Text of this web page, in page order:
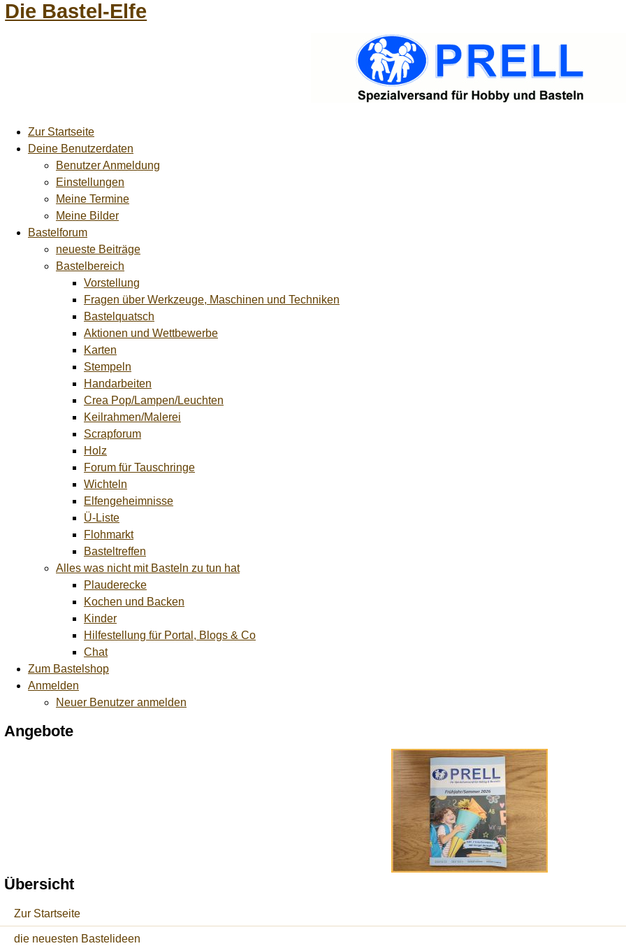
Die Bastel-Elfe
Zur Startseite
Deine Benutzerdaten
Benutzer Anmeldung
Einstellungen
Meine Termine
Meine Bilder
Bastelforum
neueste Beiträge
Bastelbereich
Vorstellung
Fragen über Werkzeuge, Maschinen und Techniken
Bastelquatsch
Aktionen und Wettbewerbe
Karten
Stempeln
Handarbeiten
Crea Pop/Lampen/Leuchten
Keilrahmen/Malerei
Scrapforum
Holz
Forum für Tauschringe
Wichteln
Elfengeheimnisse
Ü-Liste
Flohmarkt
Basteltreffen
Alles was nicht mit Basteln zu tun hat
Plauderecke
Kochen und Backen
Kinder
Hilfestellung für Portal, Blogs & Co
Chat
Zum Bastelshop
Anmelden
Neuer Benutzer anmelden
Angebote
Übersicht
Zur Startseite
die neuesten Bastelideen